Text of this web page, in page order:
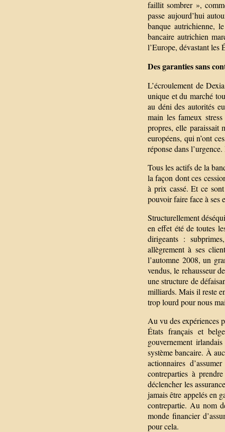
faillit sombrer »,
passe aujourd’hui
banque autrichienne,
bancaire autrichien
l’Europe, dévastant les
Des garanties sans
L’écroulement de
unique et du marché
au déni des autorités
main les fameux
propres, elle paraissait
européens, qui n’ont
réponse dans
Tous les actifs de la
la façon dont ces
à prix cassé. Et ce
pouvoir faire face à ses
Structurellement
en effet été de toutes
dirigeants :
allègrement à ses
l’automne 2008, un
vendus, le rehausseur
une structure de
milliards. Mais il reste
trop lourd pour nous
Au vu des expériences
États français et
gouvernement
système bancaire. À
actionnaires
contreparties à
déclencher les
jamais être appelés en
contrepartie. Au nom
monde financier
pour cela.